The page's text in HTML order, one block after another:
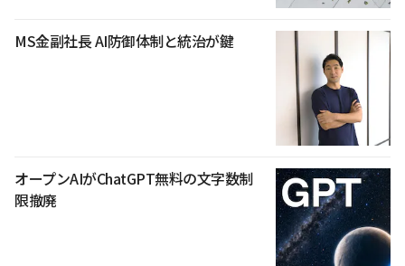
MS金副社長 AI防御体制と統治が鍵
オープンAIがChatGPT無料の文字数制
限撤廃